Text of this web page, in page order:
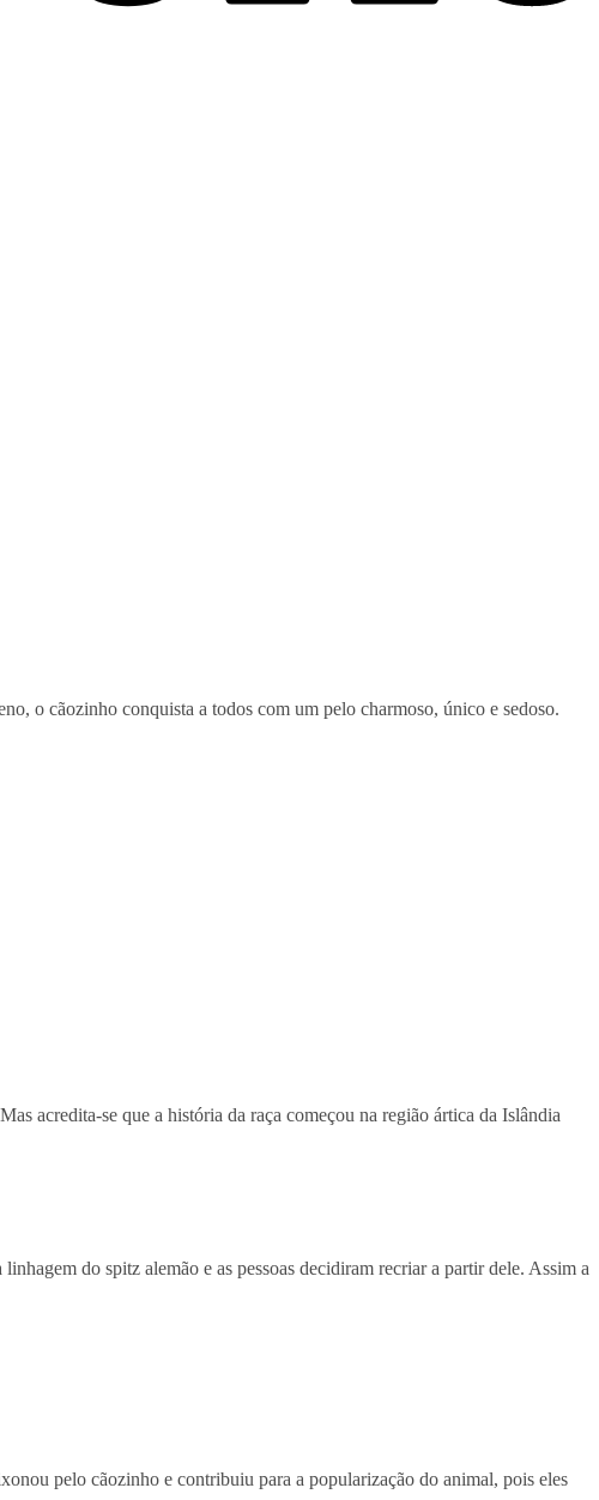
o cãozinho conquista a todos com um pelo charmoso, único e sedoso.
acredita-se que a história da raça começou na região ártica da Islândia
do spitz alemão e as pessoas decidiram recriar a partir dele. Assim a
pelo cãozinho e contribuiu para a popularização do animal, pois eles